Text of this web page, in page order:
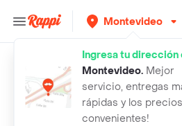
Montevideo
Ingresa tu dirección
Montevideo. Mejor
servicio, entregas
rápidas y los
convenientes!
Búsquedas relacionadas:Panaderia
Rappi maretti tostada mini sour and